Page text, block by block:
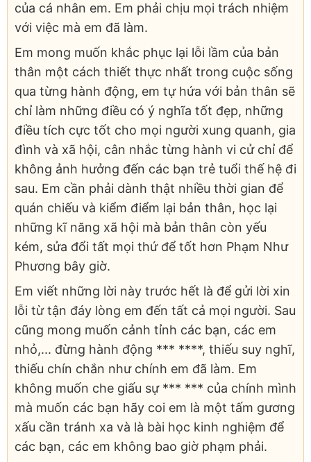
của cá nhân em. Em phải chịu mọi trách nhiệm
với việc mà em đã làm.
Em mong muốn khắc phục lại lỗi lầm của bản
thân một cách thiết thực nhất trong cuộc sống
qua từng hành động, em tự hứa với bản thân sẽ
chỉ làm những điều có ý nghĩa tốt đẹp, những
điều tích cực tốt cho mọi người xung quanh, gia
đình và xã hội, cân nhắc từng hành vi cử chỉ để
không ảnh hưởng đến các bạn trẻ tuổi thế hệ đi
sau. Em cần phải dành thật nhiều thời gian để
quán chiếu và kiểm điểm lại bản thân, học lại
những kĩ năng xã hội mà bản thân còn yếu
kém, sửa đổi tất mọi thứ để tốt hơn Phạm Như
Phương bây giờ.
Em viết những lời này trước hết là để gửi lời xin
lỗi từ tận đáy lòng em đến tất cả mọi người. Sau
cũng mong muốn cảnh tỉnh các bạn, các em
nhỏ,... đừng hành động *** ****, thiếu suy nghĩ,
thiếu chín chắn như chính em đã làm. Em
không muốn che giấu sự *** *** của chính mình
mà muốn các bạn hãy coi em là một tấm gương
xấu cần tránh xa và là bài học kinh nghiệm để
các bạn, các em không bao giờ phạm phải.